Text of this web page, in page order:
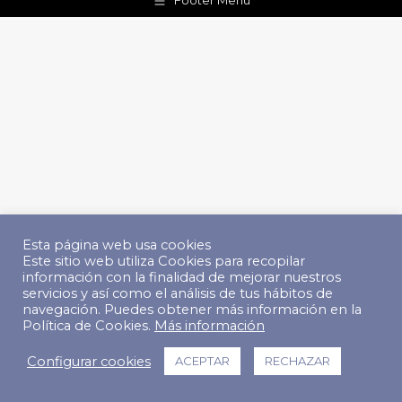
Esta página web usa cookies
Este sitio web utiliza Cookies para recopilar
información con la finalidad de mejorar nuestros
servicios y así como el análisis de tus hábitos de
navegación. Puedes obtener más información en la
Política de Cookies. Más información
Configurar cookies ACEPTAR RECHAZAR